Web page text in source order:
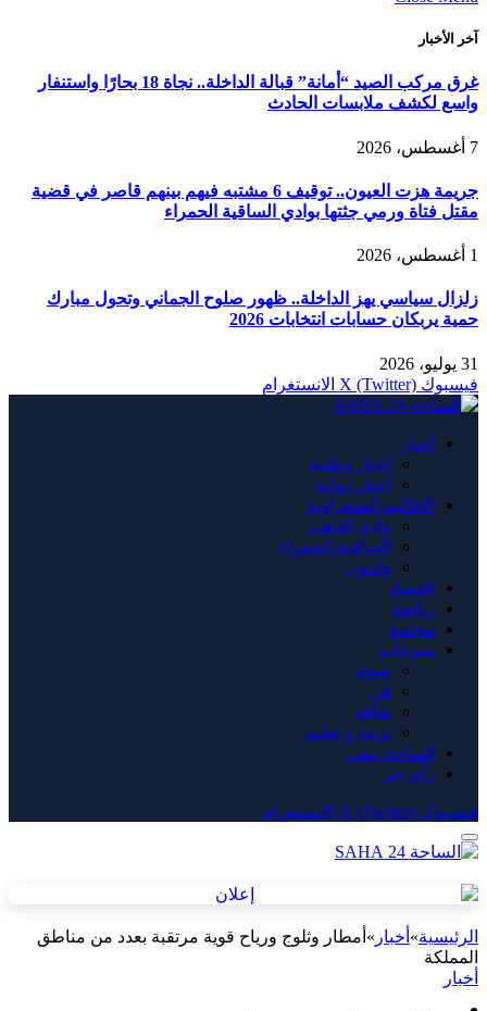
آخر الأخبار
غرق مركب الصيد “أمانة” قبالة الداخلة.. نجاة 18 بحارًا واستنفار
واسع لكشف ملابسات الحادث
7 أغسطس، 2026
جريمة هزت العيون.. توقيف 6 مشتبه فيهم بينهم قاصر في قضية
مقتل فتاة ورمي جثتها بوادي الساقية الحمراء
1 أغسطس، 2026
زلزال سياسي يهز الداخلة.. ظهور صلوح الجماني وتحول مبارك
حمية يربكان حسابات انتخابات 2026
31 يوليو، 2026
فيسبوك X (Twitter) الانستغرام
أخبار
أخبار وطنية
أخبار دولية
الاقاليم الصحراوية
وادي الذهب
الساقية الحمراء
وادنون
اقتصاد
رياضة
مجتمع
منوعات
صحة
فن
ثقافة
تربية و تعليم
الساحة تيفي
رأي حر
فيسبوك X (Twitter) الانستغرام
الرئيسية» أخبار » أمطار وثلوج ورياح قوية مرتقبة بعدد من مناطق
المملكة
أخبار